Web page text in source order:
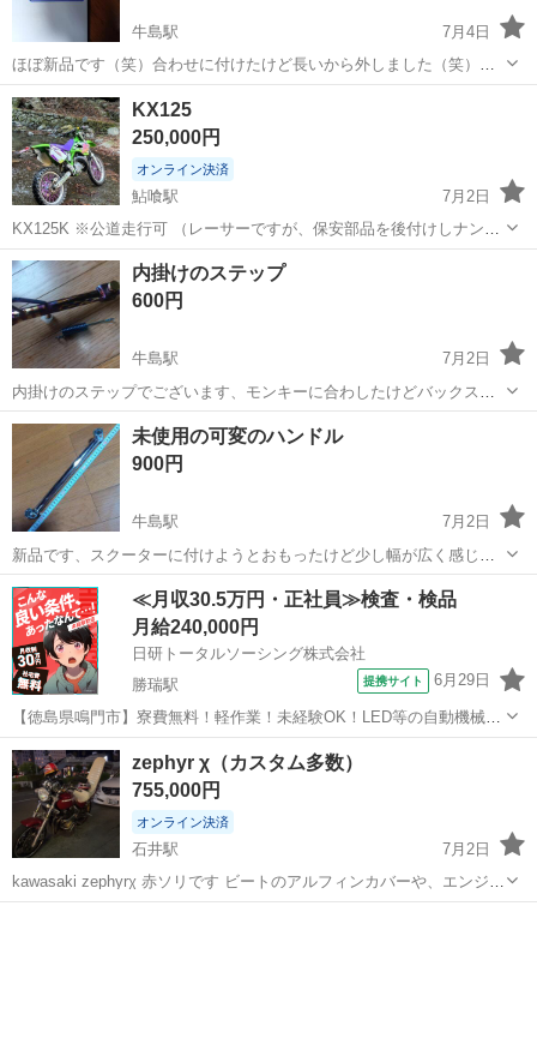
牛島駅
7月4日
ほぼ新品です（笑）合わせに付けたけど長いから外しました（笑）少
し目立たない傷が少しあります、よろしくお願いいたします、返事は
仕事柄遅れたりしますけどすいません、値段も少しなら😀
徳島 吉野川市
KX125
250,000円
オンライン決済
鮎喰駅
7月2日
KX125K ※公道走行可 （レーサーですが、保安部品を後付けしナンバ
ー登録しています。林道まで自走可能です。） カワサキのオフロード
競技向けのモデルです。 エンジンは2ストハイパワー39.5psで軽量
87kgなので速いで...
徳島 徳島市 鮎喰駅 カワサキ
内掛けのステップ
600円
牛島駅
7月2日
内掛けのステップでございます、モンキーに合わしたけどバックステ
ップに当たり使え無いからほぼ新品です（笑）長さは17センチです
（笑）凡用品です、いかがでしょうか？仕事がめっちゃ早寝早起きや
から連絡遅れたりします、すいません、た...
徳島 吉野川市 牛島駅 その他 ステップ
未使用の可変のハンドル
900円
牛島駅
7月2日
新品です、スクーターに付けようとおもったけど少し幅が広く感じた
ので出品します、 可変のハンドルになります、よろしくです、仕事柄
返信遅れたりしますけどよろしくお願いいたします、なんでもお気軽
に言ってくれたら
徳島 吉野川市 牛島駅 ホンダ
≪月収30.5万円・正社員≫検査・検品
月給240,000円
日研トータルソーシング株式会社
勝瑞駅
提携サイト 6月29日
【徳島県鳴門市】寮費無料！軽作業！未経験OK！LED等の自動機械加
工・検査・梱包・データ入力《お仕事No.NS0560》 お仕事について ス
マートフォンやパソコン、車などに使われるLED等の電子部品の製造
とそれに付帯する作...
徳島 鳴門市 その他
zephyr χ（カスタム多数）
755,000円
オンライン決済
石井駅
7月2日
kawasaki zephyrχ 赤ソリです ビートのアルフィンカバーや、エンジン
ガードなどカスタム多数です。 結構お金かかってます 純正パーツほぼ